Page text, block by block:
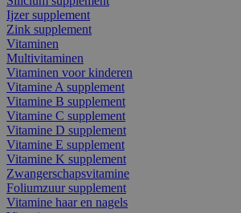
Ijzer supplement
Zink supplement
Vitaminen
Multivitaminen
Vitaminen voor kinderen
Vitamine A supplement
Vitamine B supplement
Vitamine C supplement
Vitamine D supplement
Vitamine E supplement
Vitamine K supplement
Zwangerschapsvitamine
Foliumzuur supplement
Vitamine haar en nagels